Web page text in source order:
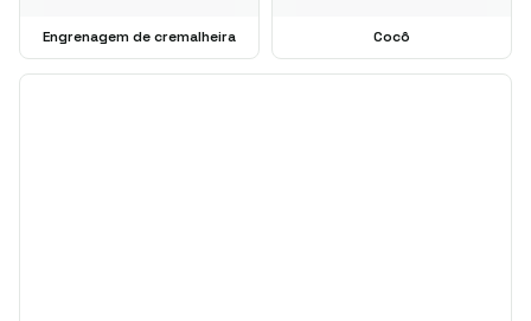
Engrenagem de cremalheira Cocô